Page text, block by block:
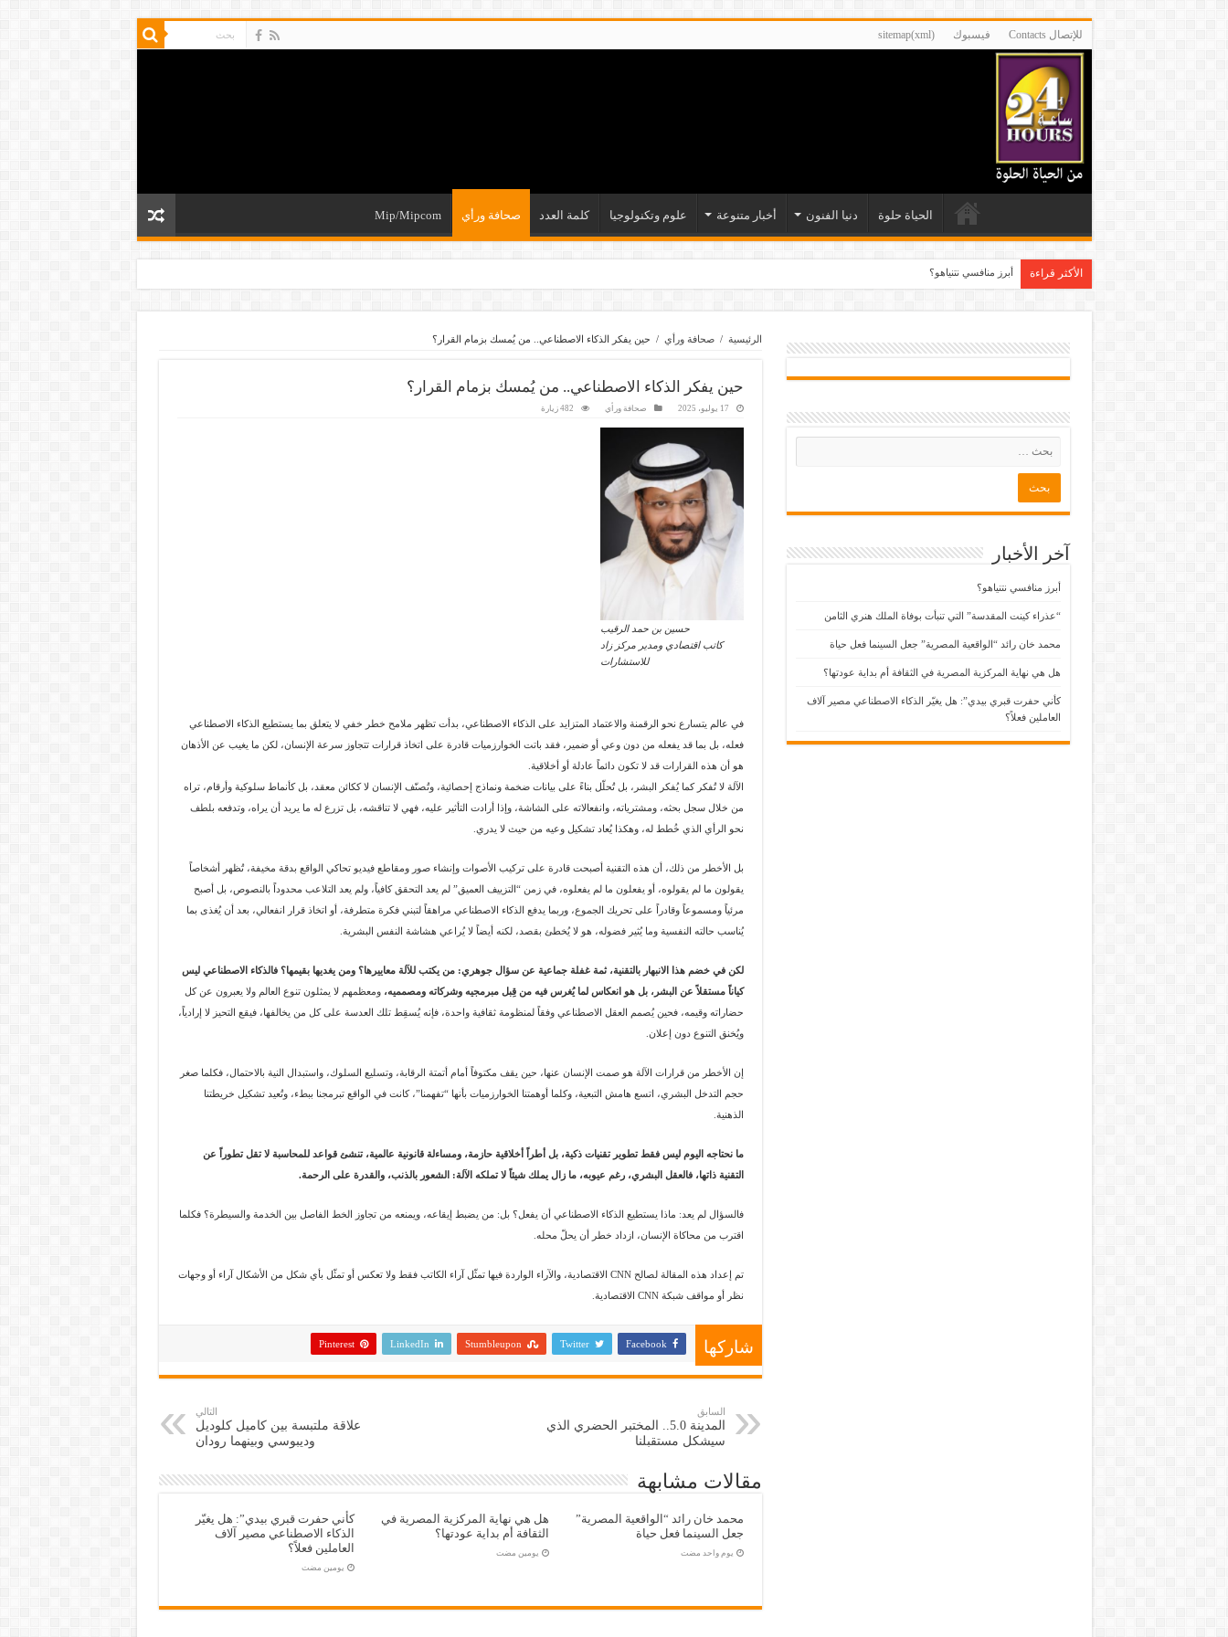
للإتصال Contacts فيسبوك sitemap(xml)
الحياة حلوة دنيا الفنون أخبار متنوعة علوم وتكنولوجيا كلمة العدد صحافة ورأي Mip/Mipcom
الأكثر قراءة أبرز منافسي نتنياهو؟
الرئيسية / صحافة ورأي / حين يفكر الذكاء الاصطناعي.. من يُمسك بزمام القرار؟
حين يفكر الذكاء الاصطناعي.. من يُمسك بزمام القرار؟
17 يوليو، 2025 صحافة ورأي 482 زيارة
حسين بن حمد الرقيب
كاتب اقتصادي ومدير مركز زاد
للاستشارات
في عالم يتسارع نحو الرقمنة والاعتماد المتزايد على الذكاء الاصطناعي، بدأت تظهر ملامح خطر خفي لا يتعلق بما يستطيع الذكاء الاصطناعي
فعله، بل بما قد يفعله من دون وعي أو ضمير، فقد باتت الخوارزميات قادرة على اتخاذ قرارات تتجاوز سرعة الإنسان، لكن ما يغيب عن الأذهان
هو أن هذه القرارات قد لا تكون دائماً عادلة أو أخلاقية.
الآلة لا تُفكر كما يُفكر البشر، بل تُحلّل بناءً على بيانات ضخمة ونماذج إحصائية، وتُصنّف الإنسان لا ككائن معقد، بل كأنماط سلوكية وأرقام، تراه
من خلال سجل بحثه، ومشترياته، وانفعالاته على الشاشة، وإذا أرادت التأثير عليه، فهي لا تناقشه، بل تزرع له ما يريد أن يراه، وتدفعه بلطف
نحو الرأي الذي خُطط له، وهكذا يُعاد تشكيل وعيه من حيث لا يدري.
بل الأخطر من ذلك، أن هذه التقنية أصبحت قادرة على تركيب الأصوات وإنشاء صور ومقاطع فيديو تحاكي الواقع بدقة مخيفة، تُظهر أشخاصاً
يقولون ما لم يقولوه، أو يفعلون ما لم يفعلوه، في زمن “التزييف العميق” لم يعد التحقق كافياً، ولم يعد التلاعب محدوداً بالنصوص، بل أصبح
مرئياً ومسموعاً وقادراً على تحريك الجموع، وربما يدفع الذكاء الاصطناعي مراهقاً لتبني فكرة متطرفة، أو اتخاذ قرار انفعالي، بعد أن يُغذى بما
يُناسب حالته النفسية وما يُثير فضوله، هو لا يُخطئ بقصد، لكنه أيضاً لا يُراعي هشاشة النفس البشرية.
لكن في خضم هذا الانبهار بالتقنية، ثمة غفلة جماعية عن سؤال جوهري: من يكتب للآلة معاييرها؟ ومن يغديها بقيمها؟ فالذكاء الاصطناعي ليس
كياناً مستقلاً عن البشر، بل هو انعكاس لما يُغرس فيه من قِبل مبرمجيه وشركاته ومصمميه، ومعظمهم لا يمثلون تنوع العالم ولا يعبرون عن كل
حضاراته وقيمه، فحين يُصمم العقل الاصطناعي وفقاً لمنظومة ثقافية واحدة، فإنه يُسقِط تلك العدسة على كل من يخالفها، فيقع التحيز لا إرادياً،
ويُخنق التنوع دون إعلان.
إن الأخطر من قرارات الآلة هو صمت الإنسان عنها، حين يقف مكتوفاً أمام أتمتة الرقابة، وتسليع السلوك، واستبدال النية بالاحتمال، فكلما صغر
حجم التدخل البشري، اتسع هامش التبعية، وكلما أوهمتنا الخوارزميات بأنها “تفهمنا”، كانت في الواقع تبرمجنا ببطء، وتُعيد تشكيل خريطتنا
الذهنية.
ما نحتاجه اليوم ليس فقط تطوير تقنيات ذكية، بل أطراً أخلاقية حازمة، ومساءلة قانونية عالمية، تنشئ قواعد للمحاسبة لا تقل تطوراً عن
التقنية ذاتها، فالعقل البشري، رغم عيوبه، ما زال يملك شيئاً لا تملكه الآلة: الشعور بالذنب، والقدرة على الرحمة.
فالسؤال لم يعد: ماذا يستطيع الذكاء الاصطناعي أن يفعل؟ بل: من يضبط إيقاعه، ويمنعه من تجاوز الخط الفاصل بين الخدمة والسيطرة؟ فكلما
اقترب من محاكاة الإنسان، ازداد خطر أن يحلّ محله.
تم إعداد هذه المقالة لصالح CNN الاقتصادية، والآراء الواردة فيها تمثّل آراء الكاتب فقط ولا تعكس أو تمثّل بأي شكل من الأشكال آراء أو وجهات
نظر أو مواقف شبكة CNN الاقتصادية.
شاركها Facebook
Twitter
Stumbleupon
LinkedIn
Pinterest
السابق
المدينة 5.0.. المختبر الحضري الذي
سيشكل مستقبلنا
التالي
علاقة ملتبسة بين كاميل كلوديل
وديبوسي وبينهما رودان
مقالات مشابهة
محمد خان رائد “الواقعية المصرية”
جعل السينما فعل حياة
‏يوم واحد مضت
هل هي نهاية المركزية المصرية في
الثقافة أم بداية عودتها؟
‏يومين مضت
كأني حفرت قبري بيدي”: هل يغيّر
الذكاء الاصطناعي مصير آلاف
العاملين فعلاً؟
‏يومين مضت
آخر الأخبار
أبرز منافسي نتنياهو؟
“عذراء كينت المقدسة” التي تنبأت بوفاة الملك هنري الثامن
محمد خان رائد “الواقعية المصرية” جعل السينما فعل حياة
هل هي نهاية المركزية المصرية في الثقافة أم بداية عودتها؟
كأني حفرت قبري بيدي”: هل يغيّر الذكاء الاصطناعي مصير آلاف
العاملين فعلاً؟